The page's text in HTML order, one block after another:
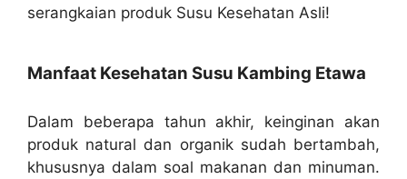
serangkaian produk Susu Kesehatan Asli!
Manfaat Kesehatan Susu Kambing Etawa
Dalam beberapa tahun akhir, keinginan akan
produk natural dan organik sudah bertambah,
khususnya dalam soal makanan dan minuman.